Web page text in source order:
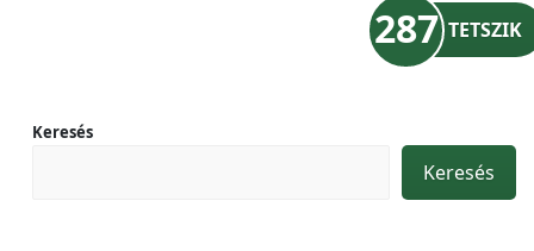
287 TETSZIK
Keresés
Keresés